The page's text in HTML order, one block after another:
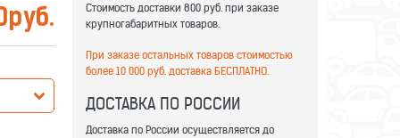
руб.
Стоимость доставки 800 руб. при заказе
крупногабаритных товаров.
При заказе остальных товаров стоимостью
более 10 000 руб. доставка БЕСПЛАТНО.
ДОСТАВКА ПО РОССИИ
Доставка по России осуществляется до